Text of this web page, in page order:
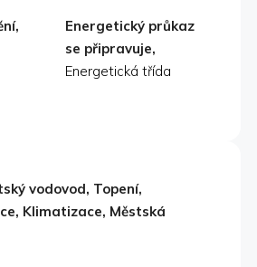
Energetický průkaz
se připravuje,
Energetická třída
vodovod, Topení,
Klimatizace, Městská